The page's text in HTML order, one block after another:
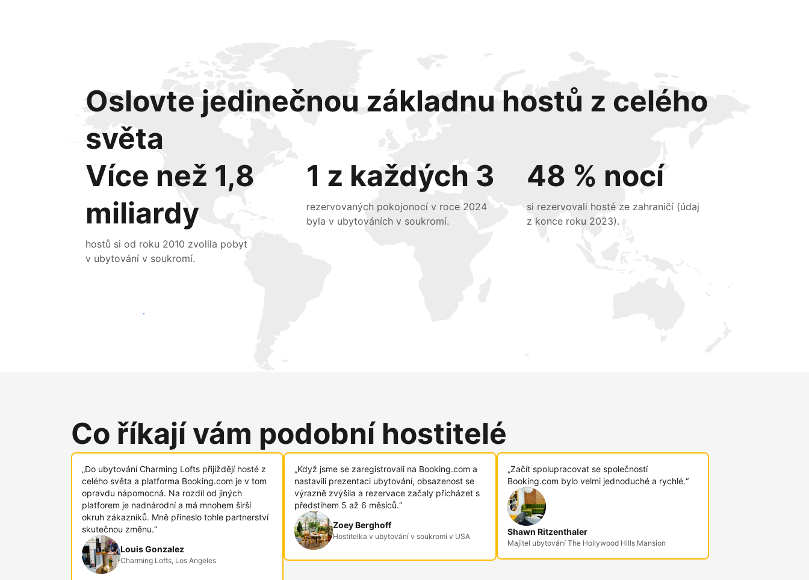
Oslovte jedinečnou základnu hostů z celého
světa
Více než 1,8
miliardy
hostů si od roku 2010 zvolila pobyt
v ubytování v soukromí.
1 z každých 3
rezervovaných pokojonocí v roce 2024
byla v ubytováních v soukromí.
48 % nocí
si rezervovali hosté ze zahraničí (údaj
z konce roku 2023).
Oslovit nové hosty už dnes
Co říkají vám podobní hostitelé
„Do ubytování Charming Lofts přijíždějí hosté z
celého světa a platforma Booking.com je v tom
opravdu nápomocná. Na rozdíl od jiných
platforem je nadnárodní a má mnohem širší
okruh zákazníků. Mně přineslo tohle partnerství
skutečnou změnu.“
Louis Gonzalez
Charming Lofts, Los Angeles
„Když jsme se zaregistrovali na Booking.com a
nastavili prezentaci ubytování, obsazenost se
výrazně zvýšila a rezervace začaly přicházet s
předstihem 5 až 6 měsíců.“
Zoey Berghoff
Hostitelka v ubytování v soukromí v USA
„Začít spolupracovat se společností
Booking.com bylo velmi jednoduché a rychlé.“
Shawn Ritzenthaler
Majitel ubytování The Hollywood Hills Mansion